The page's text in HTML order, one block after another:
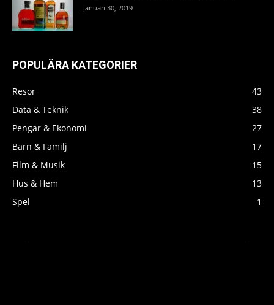
januari 30, 2019
POPULÄRA KATEGORIER
Resor
43
Data & Teknik
38
Pengar & Ekonomi
27
Barn & Familj
17
Film & Musik
15
Hus & Hem
13
Spel
1